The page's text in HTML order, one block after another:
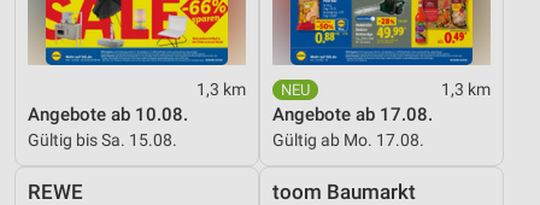
1,3 km
Angebote ab 10.08.
Gültig bis Sa. 15.08.
1,3 km
Angebote ab 17.08.
Gültig ab Mo. 17.08.
REWE toom Baumarkt